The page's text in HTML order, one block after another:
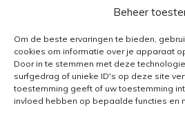
Beheer
Om de beste ervaringen te bieden,
cookies om informatie over je apparaat
Door in te stemmen met deze
surfgedrag of unieke ID's op deze site
toestemming geeft of uw toestemming
invloed hebben op bepaalde functies en
Algemene voorwaarden
Verzending